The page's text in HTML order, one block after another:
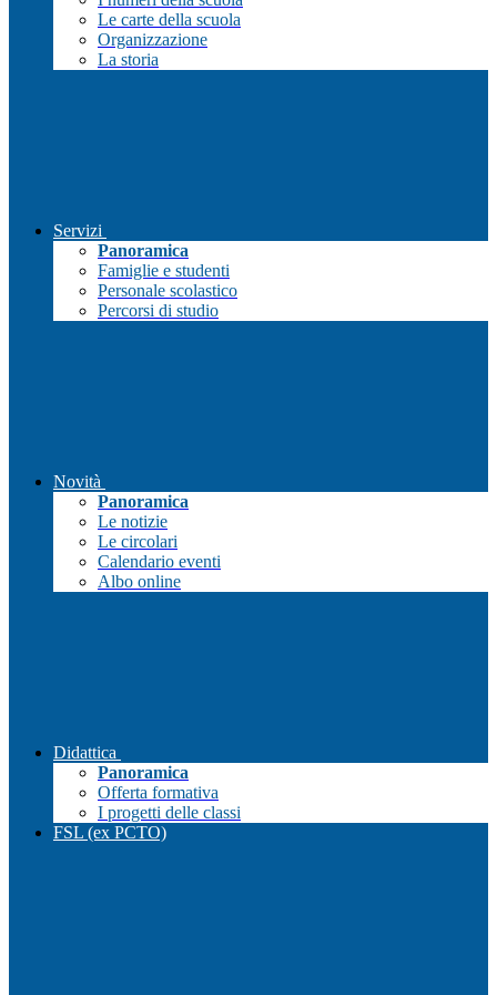
Le carte della scuola
Organizzazione
La storia
Servizi
Panoramica
Famiglie e studenti
Personale scolastico
Percorsi di studio
Novità
Panoramica
Le notizie
Le circolari
Calendario eventi
Albo online
Didattica
Panoramica
Offerta formativa
I progetti delle classi
FSL (ex PCTO)